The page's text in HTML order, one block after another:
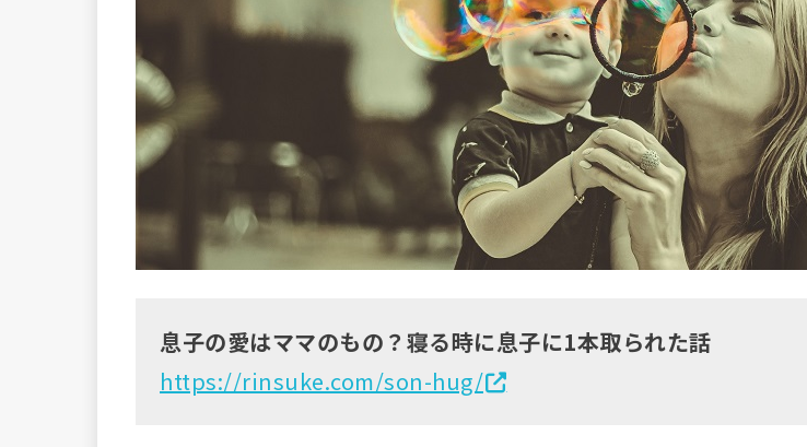
息子の愛はママのもの？寝る時に息子に1本取られた話
https://rinsuke.com/son-hug/